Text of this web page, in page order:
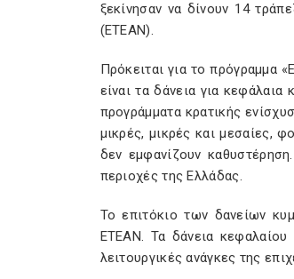
ξεκίνησαν να δίνουν 14
(ΕΤΕΑΝ).
Πρόκειται για το πρόγραμμα
είναι τα δάνεια για
προγράμματα κρατικής
μικρές, μικρές και μεσαίες,
δεν εμφανίζουν
περιοχές της Ελλάδας.
Το επιτόκιο των δανείων
ΕΤΕΑΝ. Τα δάνεια
λειτουργικές ανάγκες της